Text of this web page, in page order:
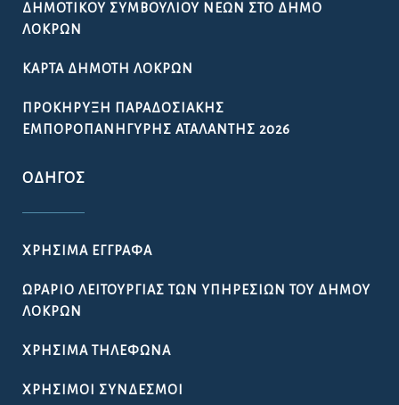
ΔΗΜΟΤΙΚΟΎ ΣΥΜΒΟΥΛΊΟΥ ΝΈΩΝ ΣΤΟ ΔΉΜΟ
ΛΟΚΡΏΝ
ΚΆΡΤΑ ΔΗΜΌΤΗ ΛΟΚΡΏΝ
ΠΡΟΚΉΡΥΞΗ ΠΑΡΑΔΟΣΙΑΚΉΣ
ΕΜΠΟΡΟΠΑΝΉΓΥΡΗΣ ΑΤΑΛΆΝΤΗΣ 2026
ΟΔΗΓΌΣ
ΧΡΉΣΙΜΑ ΈΓΓΡΑΦΑ
ΩΡΆΡΙΟ ΛΕΙΤΟΥΡΓΊΑΣ ΤΩΝ ΥΠΗΡΕΣΙΏΝ ΤΟΥ ΔΉΜΟΥ
ΛΟΚΡΏΝ
ΧΡΉΣΙΜΑ ΤΗΛΈΦΩΝΑ
ΧΡΉΣΙΜΟΙ ΣΎΝΔΕΣΜΟΙ